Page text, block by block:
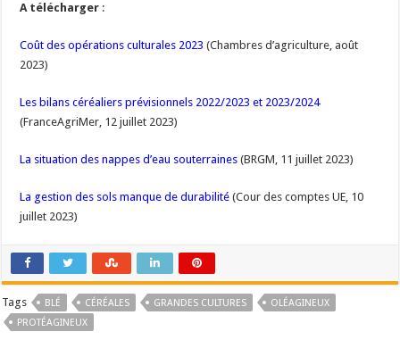
A télécharger :
Coût des opérations culturales 2023 (Chambres d’agriculture, août
2023)
Les bilans céréaliers prévisionnels 2022/2023 et 2023/2024
(FranceAgriMer, 12 juillet 2023)
La situation des nappes d’eau souterraines (BRGM, 11 juillet 2023)
La gestion des sols manque de durabilité (Cour des comptes UE, 10
juillet 2023)
Tags BLÉ CÉRÉALES GRANDES CULTURES
OLÉAGINEUX
PROTÉAGINEUX